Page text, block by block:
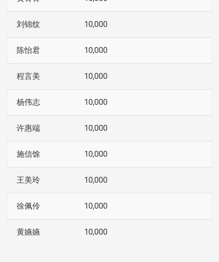
刘锦纹 10,000
陈怡君 10,000
程言美 10,000
杨伟志 10,000
许惠端 10,000
施信馀 10,000
王美玲 10,000
徐佩伶 10,000
黄嬿嬿 10,000